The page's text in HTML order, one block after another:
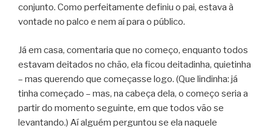
conjunto. Como perfeitamente definiu o pai, estava à
vontade no palco e nem aí para o público.
Já em casa, comentaria que no começo, enquanto todos
estavam deitados no chão, ela ficou deitadinha, quietinha
– mas querendo que começasse logo. (Que lindinha: já
tinha começado – mas, na cabeça dela, o começo seria a
partir do momento seguinte, em que todos vão se
levantando.) Aí alguém perguntou se ela naquele